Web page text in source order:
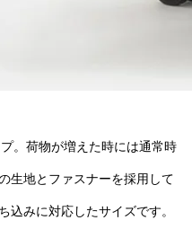
。荷物が増えた時には通常時
生地とファスナーを採用して
込みに対応したサイズです。